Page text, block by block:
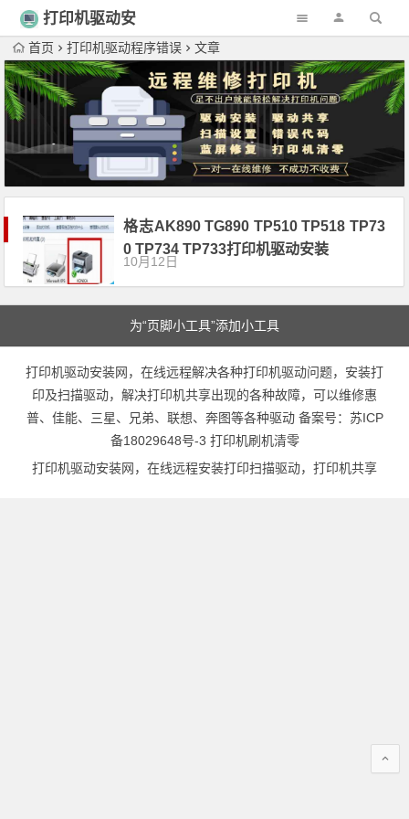
打印机驱动安
装首页 打印机驱动程序错误 文章
格志AK890 TG890 TP510 TP518 TP73
0 TP734 TP733打印机驱动安装
10月12日
为“页脚小工具”添加小工具
打印机驱动安装网，在线远程解决各种打印机驱动问题，安装打
印及扫描驱动，解决打印机共享出现的各种故障，可以维修惠
普、佳能、三星、兄弟、联想、奔图等各种驱动 备案号： 苏ICP
备18029648号-3 打印机刷机清零
打印机驱动安装网，在线远程安装打印扫描驱动，打印机共享